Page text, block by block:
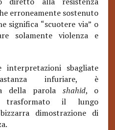
erroneamente sostenuto
significa “scuotere via” o
solamente violenza e
interpretazioni sbagliate
infuriare, è
della parola shahid, o
trasformato il lungo
dimostrazione di